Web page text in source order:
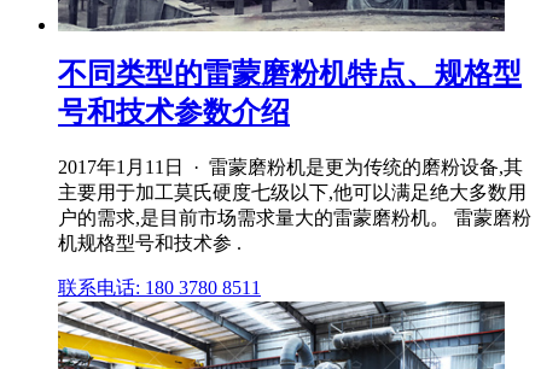
不同类型的雷蒙磨粉机特点、规格型
号和技术参数介绍
2017年1月11日 · 雷蒙磨粉机是更为传统的磨粉设备,其
主要用于加工莫氏硬度七级以下,他可以满足绝大多数用
户的需求,是目前市场需求量大的雷蒙磨粉机。 雷蒙磨粉
机规格型号和技术参 .
联系电话: 180 3780 8511